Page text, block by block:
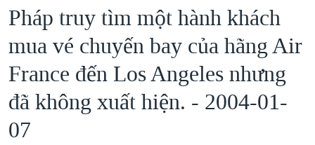
cập
Tới
nội
dung
chính
Tới
VIỆT NAM
HOA KỲ
BIỂN ĐÔNG
THẾ GIỚI
BLOG
Pháp truy tìm một hành khách
mua vé chuyến bay của hãng Air
France đến Los Angeles nhưng
đã không xuất hiện. - 2004-01-
07